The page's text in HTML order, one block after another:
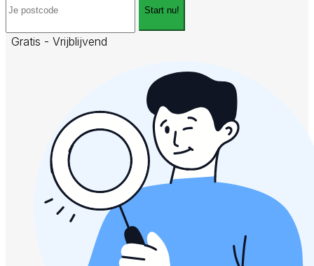
Start nu!
Gratis - Vrijblijvend